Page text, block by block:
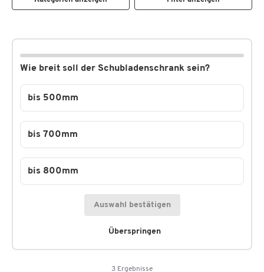
Wie breit soll der Schubladenschrank sein?
Überspringen
bis 500mm
bis 700mm
bis 800mm
Auswahl bestätigen
3 Ergebnisse